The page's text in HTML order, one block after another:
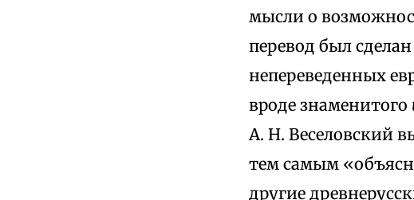
мысли о
перевод был
непереведенных
вроде знаменитого
А. Н. Веселовский
тем самым
другие